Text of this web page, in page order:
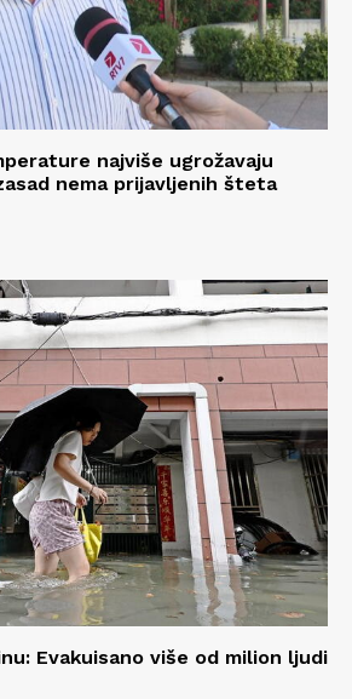
najviše ugrožavaju
nema prijavljenih šteta
Evakuisano više od milion ljudi